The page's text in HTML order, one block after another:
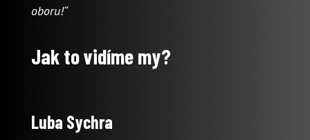
oboru!“
Jak to vidíme my?
Luba Sychra